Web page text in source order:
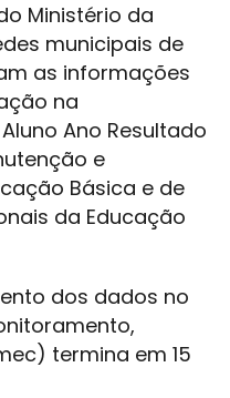
Ministério da
municipais de
as informações
na
Ano Resultado
e
Básica e de
da Educação
dos dados no
termina em 15